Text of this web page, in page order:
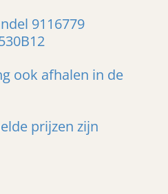
9116779
ook afhalen in de
prijzen zijn